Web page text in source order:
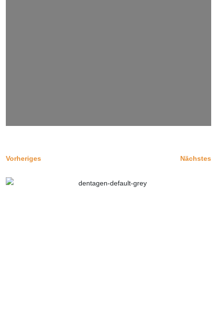
Vorheriges Nächstes